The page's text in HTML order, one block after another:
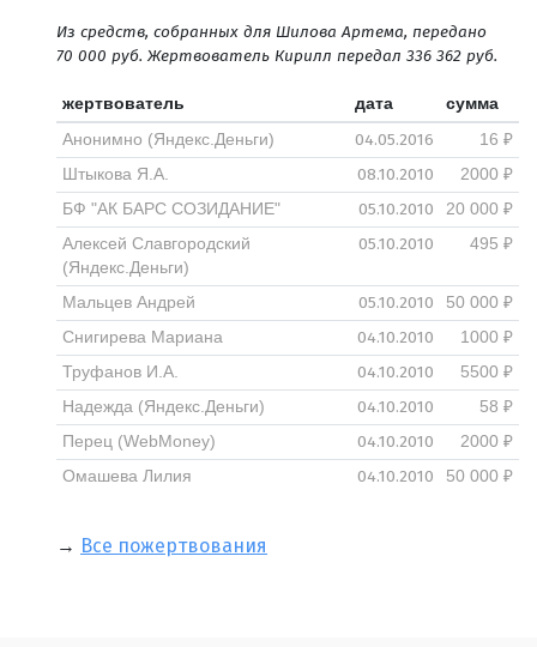
Из средств, собранных для Шилова Артема, передано
70 000 руб. Жертвователь Кирилл передал 336 362 руб.
жертвователь дата
сумма
Анонимно (Яндекс.Деньги)
04.05.2016
16 ₽
Штыкова Я.А.
08.10.2010
2000 ₽
БФ "АК БАРС СОЗИДАНИЕ"
05.10.2010
20 000 ₽
Алексей Славгородский
(Яндекс.Деньги)
05.10.2010 495 ₽
Мальцев Андрей 05.10.2010
50 000 ₽
Снигирева Мариана
04.10.2010
1000 ₽
Труфанов И.А.
04.10.2010
5500 ₽
Надежда (Яндекс.Деньги)
04.10.2010
58 ₽
Перец (WebMoney)
04.10.2010
2000 ₽
Омашева Лилия
04.10.2010 50 000 ₽
→ Все пожертвования